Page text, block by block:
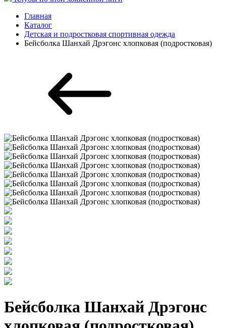
Главная
Каталог
Детская и подростковая спортивная одежда
Бейсболка Шанхай Дрэгонс хлопковая (подростковая)
Бейсболка Шанхай Дрэгонс